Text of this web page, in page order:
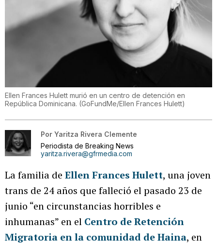
Ellen Frances Hulett murió en un centro de detención en
República Dominicana. (GoFundMe/Ellen Frances Hulett)
Por Yaritza Rivera Clemente
Periodista de Breaking News
yaritza.rivera@gfrmedia.com
La familia de Ellen Frances Hulett, una joven
trans de 24 años que falleció el pasado 23 de
junio “en circunstancias horribles e
inhumanas” en el Centro de Retención
Migratoria en la comunidad de Haina, en